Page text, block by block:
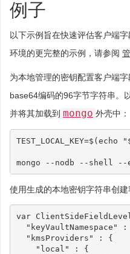
例子
以下示例旨在快速评估客户端
环境的更完整的示例，请参阅
为本地管理的密钥配置客户端
base64编码的96字节字符串。
并将其加载到 mongo 外壳中：
TEST_LOCAL_KEY=$(echo "
mongo --nodb --shell --
使用生成的本地密钥字符串创建
var
"keyVaultNamespace"
:
"kmsProviders"
:
{
"local"
:
{